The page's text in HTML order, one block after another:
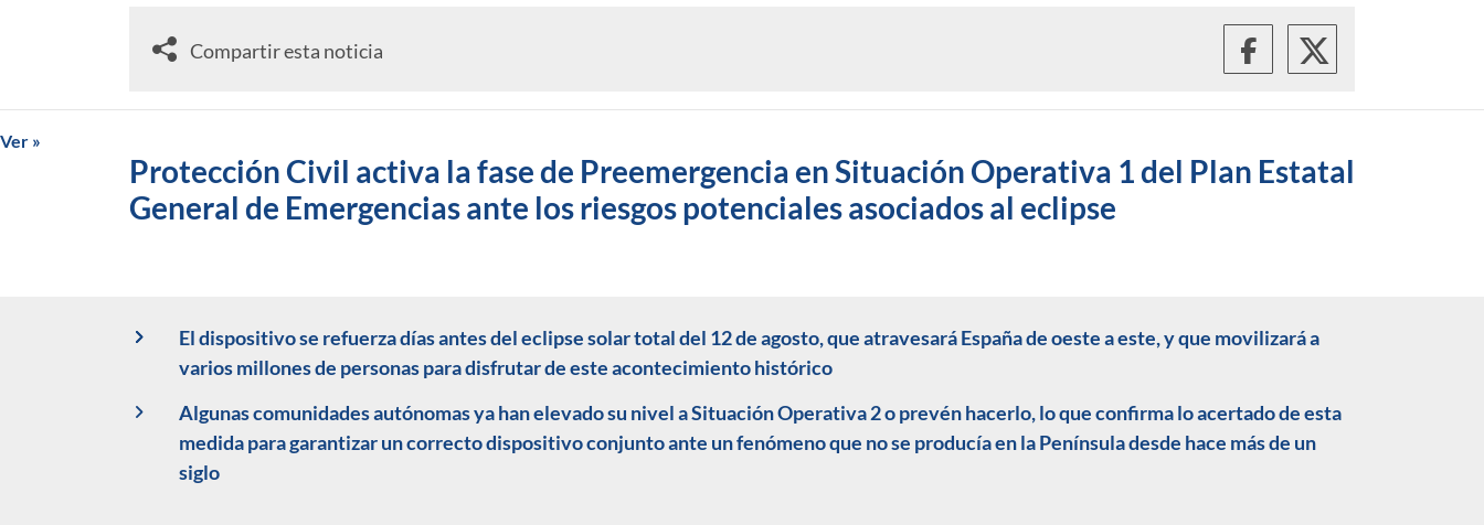
Compartir esta noticia
Ver »
Protección Civil activa la fase de Preemergencia en Situación Operativa 1 del Plan Estatal
General de Emergencias ante los riesgos potenciales asociados al eclipse
El dispositivo se refuerza días antes del eclipse solar total del 12 de agosto, que atravesará España de oeste a este, y que movilizará a
varios millones de personas para disfrutar de este acontecimiento histórico
Algunas comunidades autónomas ya han elevado su nivel a Situación Operativa 2 o prevén hacerlo, lo que confirma lo acertado de esta
medida para garantizar un correcto dispositivo conjunto ante un fenómeno que no se producía en la Península desde hace más de un
siglo